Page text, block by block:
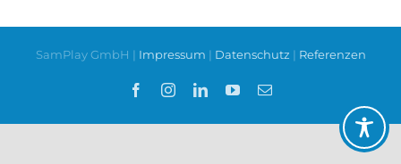
SamPlay GmbH | Impressum | Datenschutz | Referenzen
FacebookInstagramLinkedInYouTube
E-